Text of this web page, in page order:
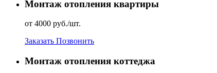
Монтаж отопления квартиры
от 4000 руб./шт.
Заказать Позвонить
Монтаж отопления коттеджа